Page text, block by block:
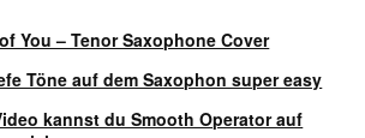
You – Tenor Saxophone Cover
Töne auf dem Saxophon super easy
kannst du Smooth Operator auf